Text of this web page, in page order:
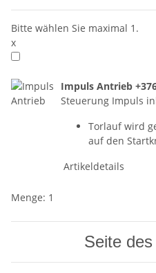
Bitte wählen Sie maximal 1.
x
Impuls Antrieb
Steuerung Impuls
Torlauf wird
auf den
Artikeldetails
Menge: 1
Seite